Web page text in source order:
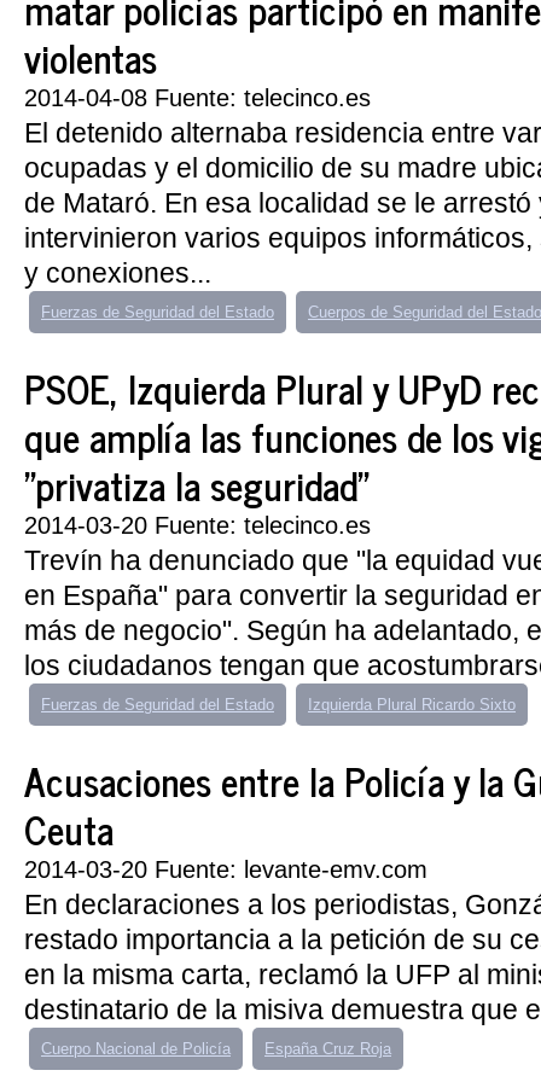
violentas
2014-04-08 Fuente: telecinco.es
El detenido alternaba residencia entre
ocupadas y el domicilio de su madre
de Mataró. En esa localidad se le arrestó
intervinieron varios equipos
y conexiones...
Fuerzas de Seguridad del Estado Cuerpos de Seguridad del Estado
PSOE, Izquierda Plural y UPyD
que amplía las funciones de los
"privatiza la seguridad"
2014-03-20 Fuente: telecinco.es
Trevín ha denunciado que "la equidad
en España" para convertir la seguridad
más de negocio". Según ha adelantado,
los ciudadanos tengan que
Fuerzas de Seguridad del Estado Izquierda Plural Ricardo Sixto
Acusaciones entre la Policía y la
Ceuta
2014-03-20 Fuente: levante-emv.com
En declaraciones a los periodistas,
restado importancia a la petición de su
en la misma carta, reclamó la UFP al
destinatario de la misiva demuestra que
Cuerpo Nacional de Policía España Cruz Roja